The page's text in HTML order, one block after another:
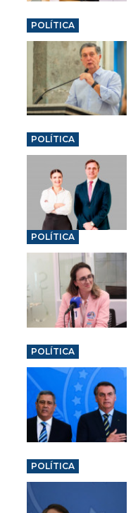
POLÍTICA
POLÍTICA
POLÍTICA
POLÍTICA
POLÍTICA